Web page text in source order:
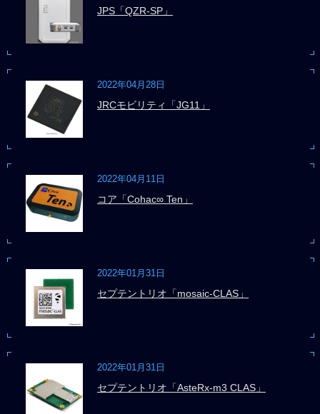
JPS「QZR-SP」
2022年04月28日
JRCモビリティ「JG11」
2022年04月11日
コア「Cohac∞ Ten」
2022年01月31日
セプテントリオ「mosaic-CLAS」
2022年01月31日
セプテントリオ「AsteRx-m3 CLAS」